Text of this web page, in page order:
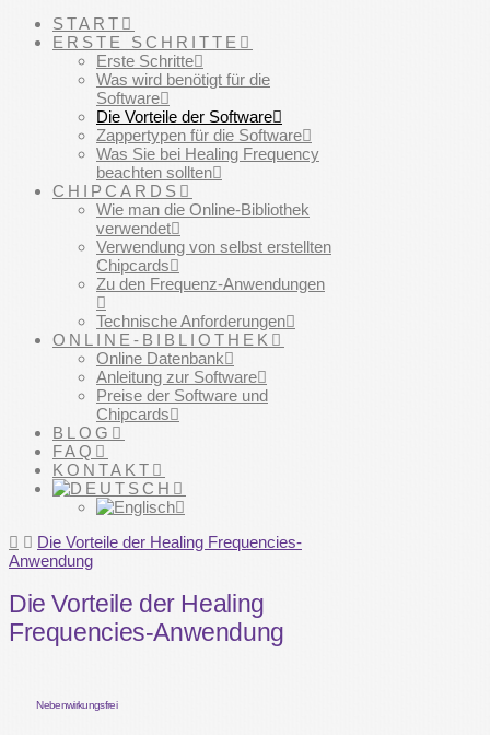
START
ERSTE SCHRITTE
Erste Schritte
Was wird benötigt für die
Software
Die Vorteile der Software
Zappertypen für die Software
Was Sie bei Healing Frequency
beachten sollten
CHIPCARDS
Wie man die Online-Bibliothek
verwendet
Verwendung von selbst erstellten
Chipcards
Zu den Frequenz-Anwendungen
Technische Anforderungen
ONLINE-BIBLIOTHEK
Online Datenbank
Anleitung zur Software
Preise der Software und
Chipcards
BLOG
FAQ
KONTAKT
Home
Die Vorteile der Healing Frequencies-
Anwendung
Die Vorteile der Healing
Frequencies-Anwendung
Nebenwirkungsfrei